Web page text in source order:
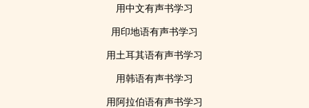
用中文有声书学习
用印地语有声书学习
用土耳其语有声书学习
用韩语有声书学习
用阿拉伯语有声书学习